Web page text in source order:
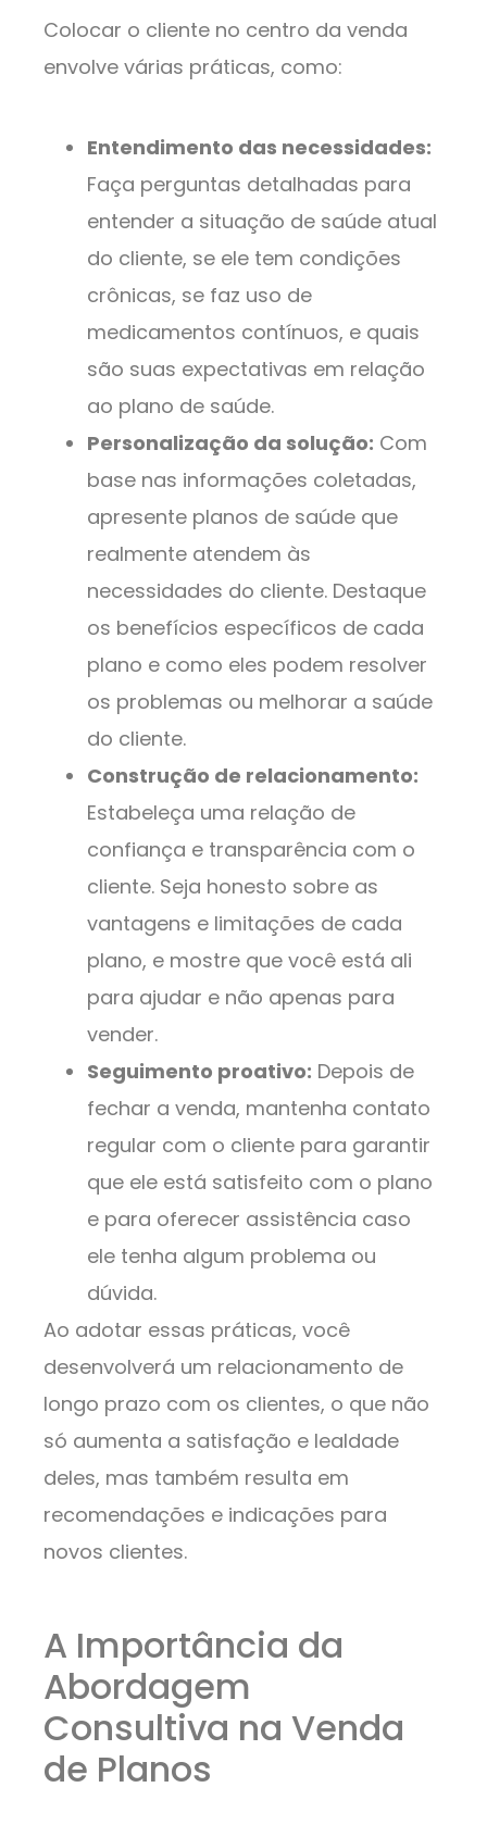
Colocar o cliente no centro da venda
envolve várias práticas, como:
Entendimento das necessidades:
Faça perguntas detalhadas para
entender a situação de saúde atual
do cliente, se ele tem condições
crônicas, se faz uso de
medicamentos contínuos, e quais
são suas expectativas em relação
ao plano de saúde.
Personalização da solução: Com
base nas informações coletadas,
apresente planos de saúde que
realmente atendem às
necessidades do cliente. Destaque
os benefícios específicos de cada
plano e como eles podem resolver
os problemas ou melhorar a saúde
do cliente.
Construção de relacionamento:
Estabeleça uma relação de
confiança e transparência com o
cliente. Seja honesto sobre as
vantagens e limitações de cada
plano, e mostre que você está ali
para ajudar e não apenas para
vender.
Seguimento proativo: Depois de
fechar a venda, mantenha contato
regular com o cliente para garantir
que ele está satisfeito com o plano
e para oferecer assistência caso
ele tenha algum problema ou
dúvida.
Ao adotar essas práticas, você
desenvolverá um relacionamento de
longo prazo com os clientes, o que não
só aumenta a satisfação e lealdade
deles, mas também resulta em
recomendações e indicações para
novos clientes.
A Importância da
Abordagem
Consultiva na Venda
de Planos